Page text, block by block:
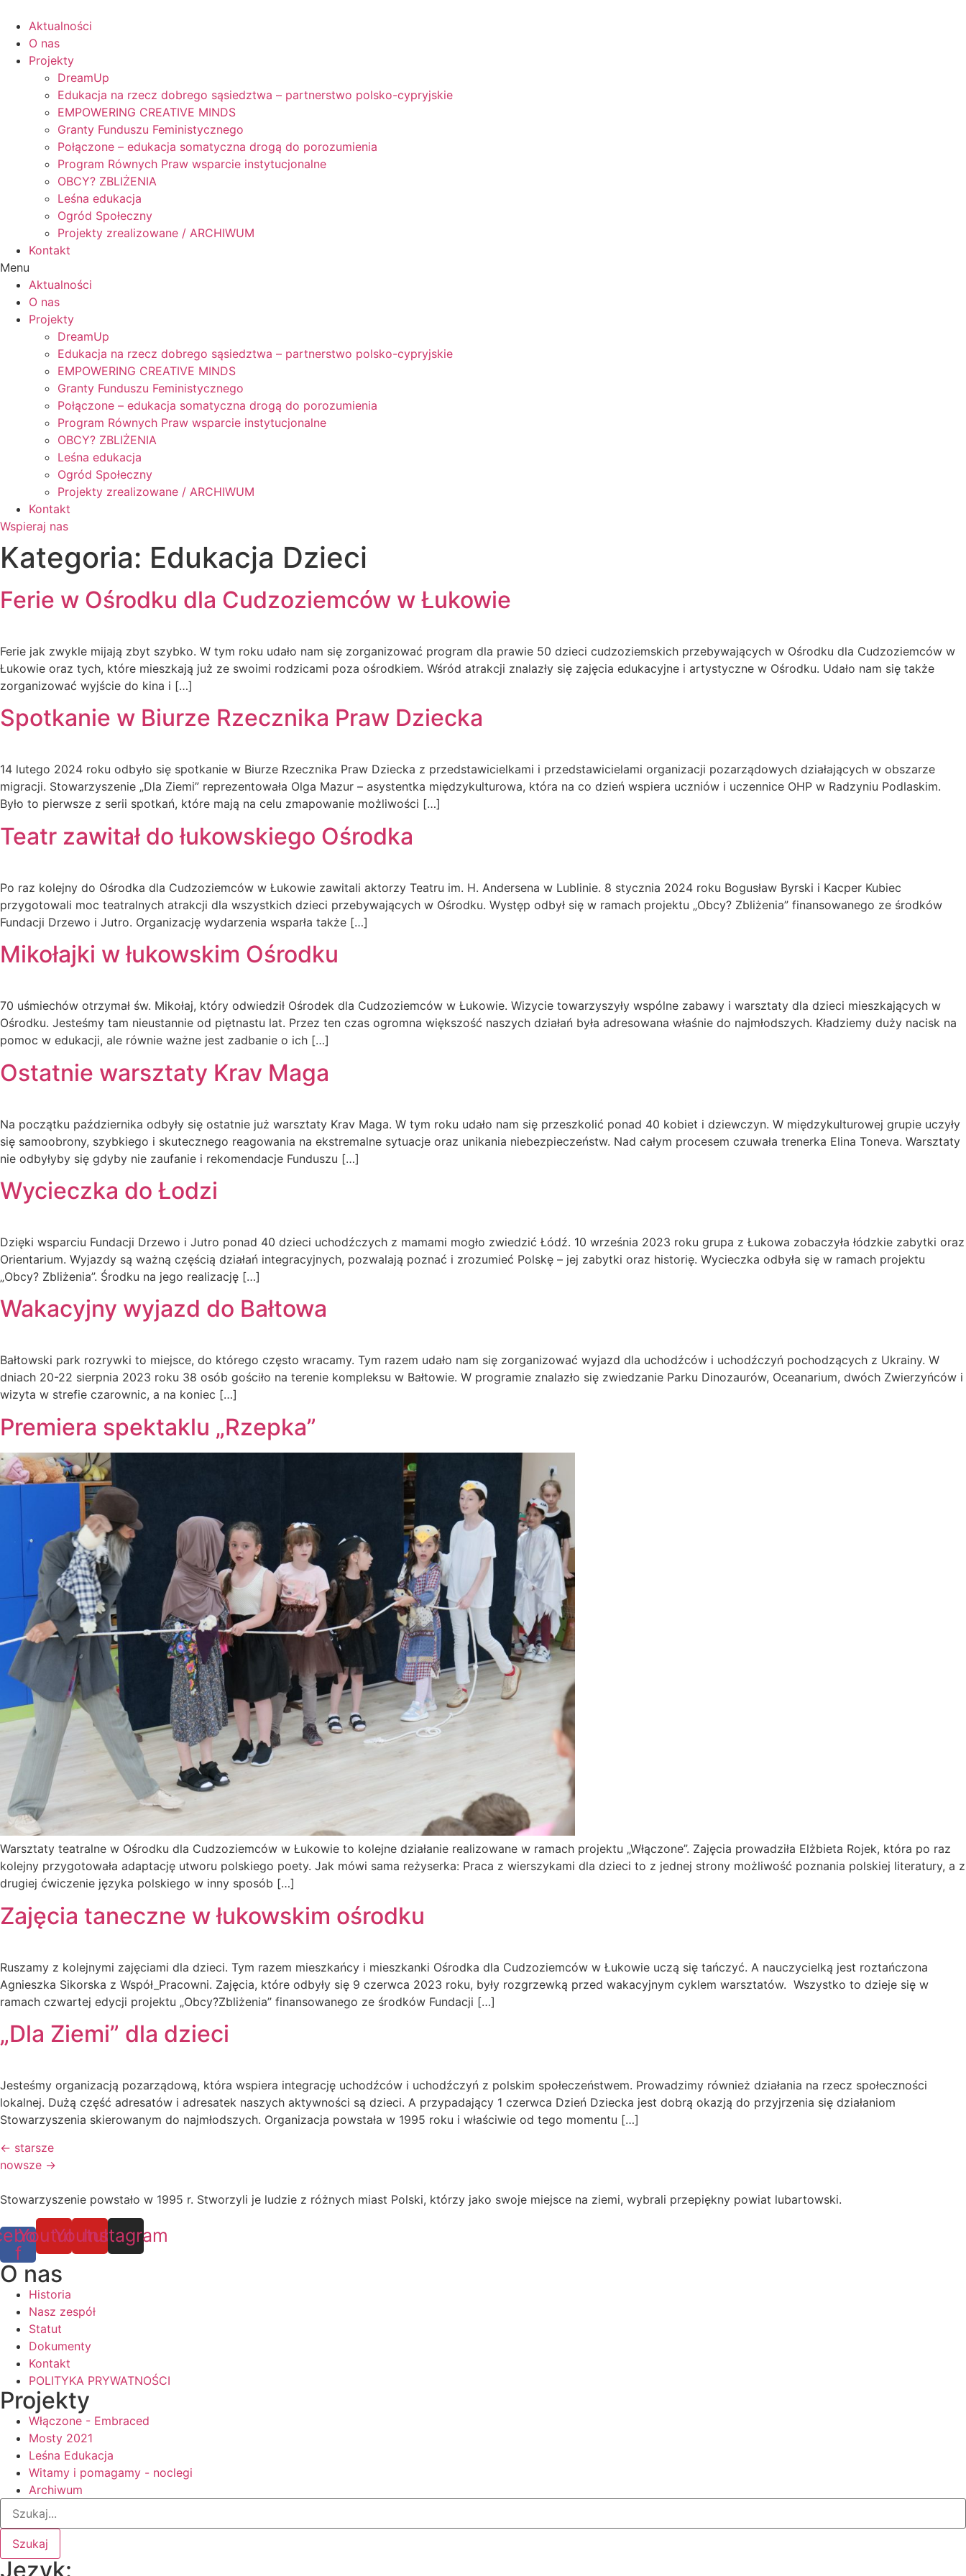
content
Aktualności
O nas
Projekty
DreamUp
Edukacja na rzecz dobrego sąsiedztwa – partnerstwo polsko-cypryjskie
EMPOWERING CREATIVE MINDS
Granty Funduszu Feministycznego
Połączone – edukacja somatyczna drogą do porozumienia
Program Równych Praw wsparcie instytucjonalne
OBCY? ZBLIŻENIA
Leśna edukacja
Ogród Społeczny
Projekty zrealizowane / ARCHIWUM
Kontakt
Menu
Aktualności
O nas
Projekty
DreamUp
Edukacja na rzecz dobrego sąsiedztwa – partnerstwo polsko-cypryjskie
EMPOWERING CREATIVE MINDS
Granty Funduszu Feministycznego
Połączone – edukacja somatyczna drogą do porozumienia
Program Równych Praw wsparcie instytucjonalne
OBCY? ZBLIŻENIA
Leśna edukacja
Ogród Społeczny
Projekty zrealizowane / ARCHIWUM
Kontakt
Wspieraj nas
Kategoria: Edukacja Dzieci
Ferie w Ośrodku dla Cudzoziemców w Łukowie
Ferie jak zwykle mijają zbyt szybko. W tym roku udało nam się zorganizować program dla prawie 50 dzieci cudzoziemskich przebywających w Ośrodku dla Cudzoziemców w
Łukowie oraz tych, które mieszkają już ze swoimi rodzicami poza ośrodkiem. Wśród atrakcji znalazły się zajęcia edukacyjne i artystyczne w Ośrodku. Udało nam się także
zorganizować wyjście do kina i […]
Spotkanie w Biurze Rzecznika Praw Dziecka
14 lutego 2024 roku odbyło się spotkanie w Biurze Rzecznika Praw Dziecka z przedstawicielkami i przedstawicielami organizacji pozarządowych działających w obszarze
migracji. Stowarzyszenie „Dla Ziemi” reprezentowała Olga Mazur – asystentka międzykulturowa, która na co dzień wspiera uczniów i uczennice OHP w Radzyniu Podlaskim.
Było to pierwsze z serii spotkań, które mają na celu zmapowanie możliwości […]
Teatr zawitał do łukowskiego Ośrodka
Po raz kolejny do Ośrodka dla Cudzoziemców w Łukowie zawitali aktorzy Teatru im. H. Andersena w Lublinie. 8 stycznia 2024 roku Bogusław Byrski i Kacper Kubiec
przygotowali moc teatralnych atrakcji dla wszystkich dzieci przebywających w Ośrodku. Występ odbył się w ramach projektu „Obcy? Zbliżenia” finansowanego ze środków
Fundacji Drzewo i Jutro. Organizację wydarzenia wsparła także […]
Mikołajki w łukowskim Ośrodku
70 uśmiechów otrzymał św. Mikołaj, który odwiedził Ośrodek dla Cudzoziemców w Łukowie. Wizycie towarzyszyły wspólne zabawy i warsztaty dla dzieci mieszkających w
Ośrodku. Jesteśmy tam nieustannie od piętnastu lat. Przez ten czas ogromna większość naszych działań była adresowana właśnie do najmłodszych. Kładziemy duży nacisk na
pomoc w edukacji, ale równie ważne jest zadbanie o ich […]
Ostatnie warsztaty Krav Maga
Na początku października odbyły się ostatnie już warsztaty Krav Maga. W tym roku udało nam się przeszkolić ponad 40 kobiet i dziewczyn. W międzykulturowej grupie uczyły
się samoobrony, szybkiego i skutecznego reagowania na ekstremalne sytuacje oraz unikania niebezpieczeństw. Nad całym procesem czuwała trenerka Elina Toneva. Warsztaty
nie odbyłyby się gdyby nie zaufanie i rekomendacje Funduszu […]
Wycieczka do Łodzi
Dzięki wsparciu Fundacji Drzewo i Jutro ponad 40 dzieci uchodźczych z mamami mogło zwiedzić Łódź. 10 września 2023 roku grupa z Łukowa zobaczyła łódzkie zabytki oraz
Orientarium. Wyjazdy są ważną częścią działań integracyjnych, pozwalają poznać i zrozumieć Polskę – jej zabytki oraz historię. Wycieczka odbyła się w ramach projektu
„Obcy? Zbliżenia”. Środku na jego realizację […]
Wakacyjny wyjazd do Bałtowa
Bałtowski park rozrywki to miejsce, do którego często wracamy. Tym razem udało nam się zorganizować wyjazd dla uchodźców i uchodźczyń pochodzących z Ukrainy. W
dniach 20-22 sierpnia 2023 roku 38 osób gościło na terenie kompleksu w Bałtowie. W programie znalazło się zwiedzanie Parku Dinozaurów, Oceanarium, dwóch Zwierzyńców i
wizyta w strefie czarownic, a na koniec […]
Premiera spektaklu „Rzepka”
Warsztaty teatralne w Ośrodku dla Cudzoziemców w Łukowie to kolejne działanie realizowane w ramach projektu „Włączone”. Zajęcia prowadziła Elżbieta Rojek, która po raz
kolejny przygotowała adaptację utworu polskiego poety. Jak mówi sama reżyserka: Praca z wierszykami dla dzieci to z jednej strony możliwość poznania polskiej literatury, a z
drugiej ćwiczenie języka polskiego w inny sposób […]
Zajęcia taneczne w łukowskim ośrodku
Ruszamy z kolejnymi zajęciami dla dzieci. Tym razem mieszkańcy i mieszkanki Ośrodka dla Cudzoziemców w Łukowie uczą się tańczyć. A nauczycielką jest roztańczona
Agnieszka Sikorska z Współ_Pracowni. Zajęcia, które odbyły się 9 czerwca 2023 roku, były rozgrzewką przed wakacyjnym cyklem warsztatów. Wszystko to dzieje się w
ramach czwartej edycji projektu „Obcy?Zbliżenia” finansowanego ze środków Fundacji […]
„Dla Ziemi” dla dzieci
Jesteśmy organizacją pozarządową, która wspiera integrację uchodźców i uchodźczyń z polskim społeczeństwem. Prowadzimy również działania na rzecz społeczności
lokalnej. Dużą część adresatów i adresatek naszych aktywności są dzieci. A przypadający 1 czerwca Dzień Dziecka jest dobrą okazją do przyjrzenia się działaniom
Stowarzyszenia skierowanym do najmłodszych. Organizacja powstała w 1995 roku i właściwie od tego momentu […]
← starsze
nowsze →
Stowarzyszenie powstało w 1995 r. Stworzyli je ludzie z różnych miast Polski, którzy jako swoje miejsce na ziemi, wybrali przepiękny powiat lubartowski.
f
YoutubeYoutube
Instagram
O nas
Historia
Nasz zespół
Statut
Dokumenty
Kontakt
POLITYKA PRYWATNOŚCI
Projekty
Włączone - Embraced
Mosty 2021
Leśna Edukacja
Witamy i pomagamy - noclegi
Archiwum
Szukaj
Język: